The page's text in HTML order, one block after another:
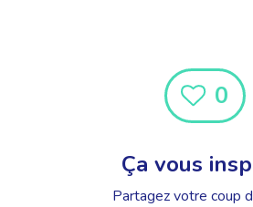
0
Ça vous
Partagez votre coup